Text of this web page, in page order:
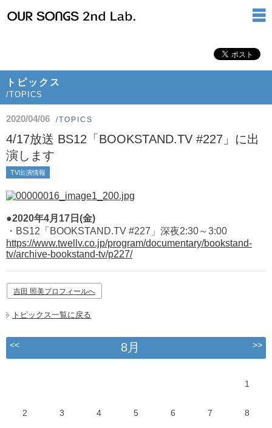
トピックス
/TOPICS
2020/04/06 /TOPICS
4/17放送 BS12「BOOKSTAND.TV #227」に出
演します
TV出演情報
●2020年4月17日(金)
・BS12「BOOKSTAND.TV #227」深夜2:30～3:00
https://www.twellv.co.jp/program/documentary/bookstand-
tv/archive-bookstand-tv/p227/
吉田 照美プロフィールへ
トピックス一覧に戻る
<< 8月 >>
1
2 3 4 5 6 7 8